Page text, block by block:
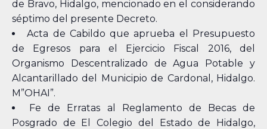
de Bravo, Hidalgo, mencionado en el considerando
séptimo del presente Decreto.
Acta de Cabildo que aprueba el Presupuesto
de Egresos para el Ejercicio Fiscal 2016, del
Organismo Descentralizado de Agua Potable y
Alcantarillado del Municipio de Cardonal, Hidalgo.
M”OHAI”.
Fe de Erratas al Reglamento de Becas de
Posgrado de El Colegio del Estado de Hidalgo,